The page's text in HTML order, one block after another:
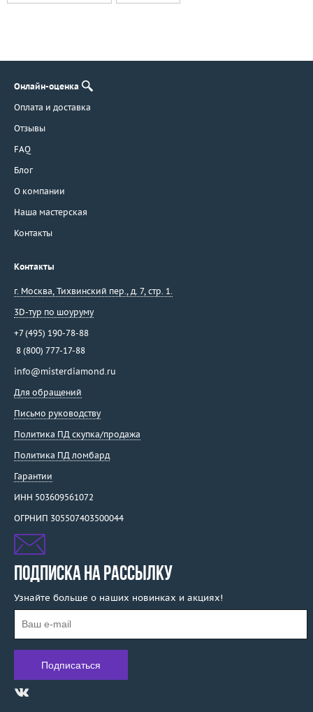
Онлайн-оценка
Оплата и доставка
Отзывы
FAQ
Блог
О компании
Наша мастерская
Контакты
Контакты
г. Москва Тихвинский пер., д. 7, стр. 1.
3D-тур по шоуруму
+7 (495) 190-78-88
8 (800) 777-17-88
info@misterdiamond.ru
Для обращений
Письмо руководству
Политика ПД скупка/продажа
Политика ПД ломбард
Гарантии
ИНН 503609561072
ОГРНИП 305507403500044
ПОДПИСКА НА РАССЫЛКУ
Узнайте больше о наших новинках и акциях!